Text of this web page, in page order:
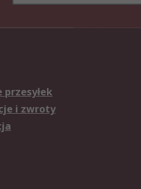
przesyłek
i zwroty